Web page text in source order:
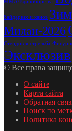
MMA/Единоборства
байдарках и каноэ
Милан-2026
Стендовая стрельба
Эксклюзив
© Все права
О сайте
Карта сайта
Обратная
Поиск по
Политика